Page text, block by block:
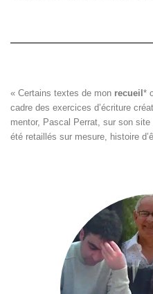
« Certains textes de mon recueil *
cadre des exercices d’écriture
mentor, Pascal Perrat, sur son site
été retaillés sur mesure, histoire